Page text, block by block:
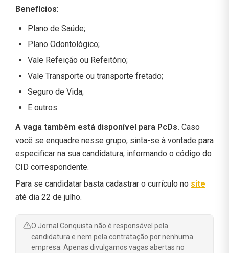
Benefícios:
Plano de Saúde;
Plano Odontológico;
Vale Refeição ou Refeitório;
Vale Transporte ou transporte fretado;
Seguro de Vida;
E outros.
A vaga também está disponível para PcDs. Caso
você se enquadre nesse grupo, sinta-se à vontade para
especificar na sua candidatura, informando o código do
CID correspondente.
Para se candidatar basta cadastrar o currículo no site
até dia 22 de julho.
O Jornal Conquista não é responsável pela
candidatura e nem pela contratação por nenhuma
empresa. Apenas divulgamos vagas abertas no